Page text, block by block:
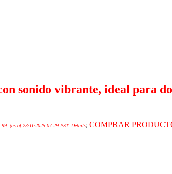
sonido vibrante, ideal para
(as of 23/11/2025 07:29 PST- Details) COMPRAR